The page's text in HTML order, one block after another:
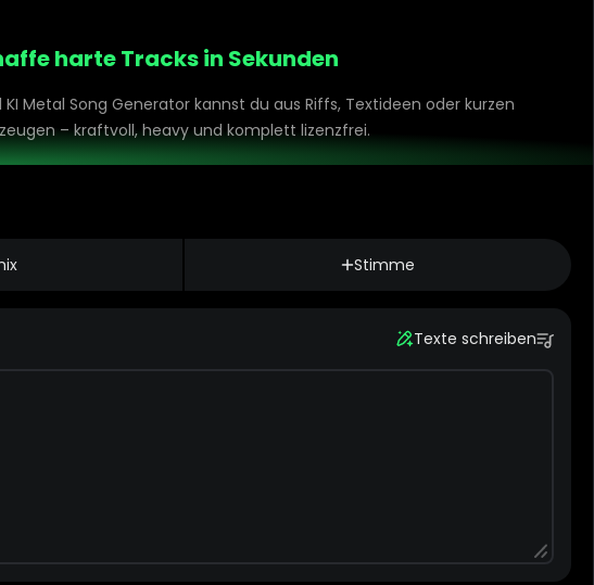
harte Tracks in Sekunden
Metal Song Generator kannst du aus Riffs, Textideen oder kurzen
– kraftvoll, heavy und komplett lizenzfrei.
Stimme
Texte schreiben